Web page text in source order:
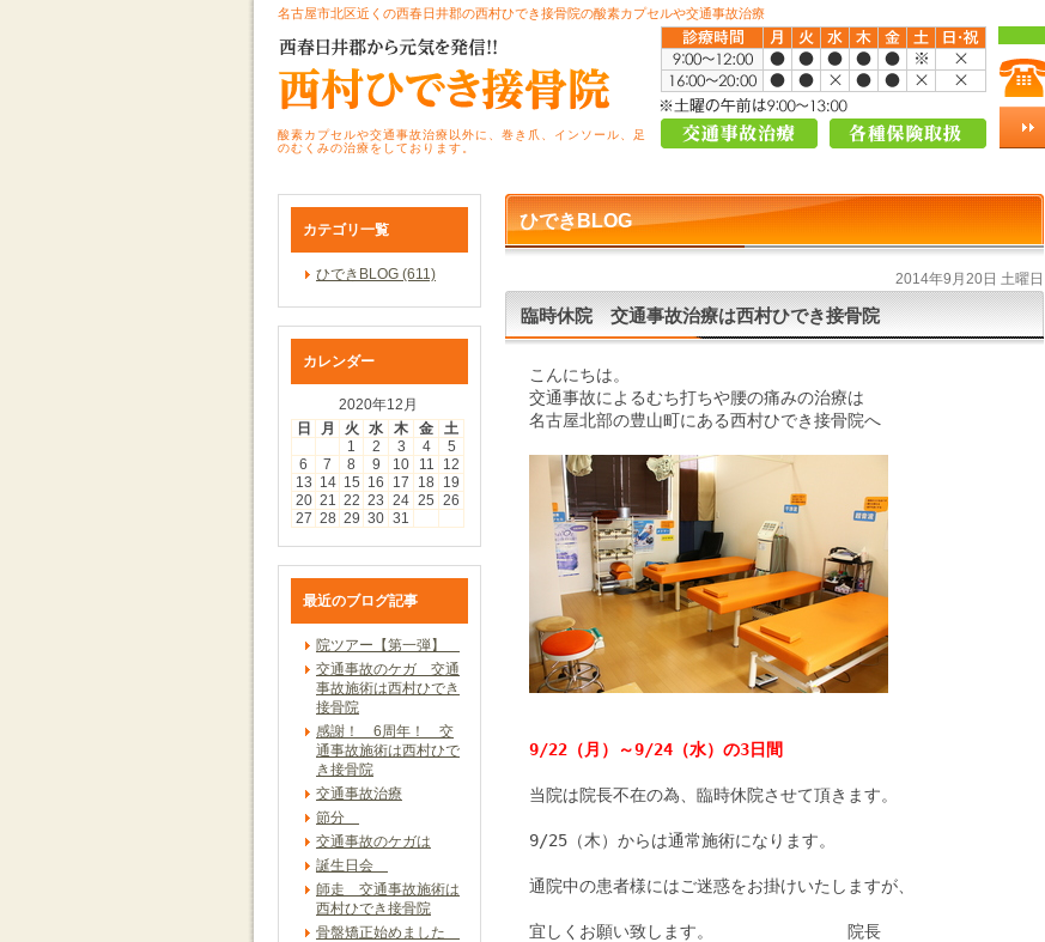
名古屋市北区近くの西春日井郡の西村ひでき接骨院の酸素カプセルや交通事故治療
酸素カプセルや交通事故治療以外に、巻き爪、インソール、足
のむくみの治療をしております。
ひできBLOG
2014年9月20日 土曜日
臨時休院 交通事故治療は西村ひでき接骨院
こんにちは。
交通事故によるむち打ちや腰の痛みの治療は
名古屋北部の豊山町にある西村ひでき接骨院へ
9/22（月）～9/24（水）の3日間
当院は院長不在の為、臨時休院させて頂きます。
9/25（木）からは通常施術になります。
通院中の患者様にはご迷惑をお掛けいたしますが、
宜しくお願い致します。 院長
カテゴリ一覧
ひできBLOG (611)
カレンダー
2020年12月
日
月 火 水 木 金
土
1
2 3 4
5
6
7 8 9 10 11
12
13 14 15 16 17 18
19
20 21 22 23 24 25 26
27 28 29 30 31
最近のブログ記事
院ツアー【第一弾】
交通事故のケガ 交通
事故施術は西村ひでき
接骨院
感謝！ 6周年！ 交
通事故施術は西村ひで
き接骨院
交通事故治療
節分
交通事故のケガは
誕生日会
師走 交通事故施術は
西村ひでき接骨院
骨盤矯正始めました